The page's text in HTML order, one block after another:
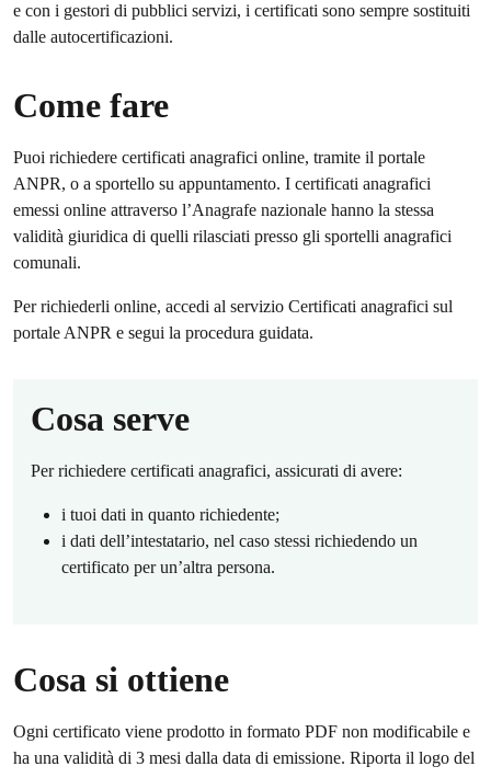
e con i gestori di pubblici servizi, i certificati sono sempre sostituiti
dalle autocertificazioni.
Come fare
Puoi richiedere certificati anagrafici online, tramite il portale
ANPR, o a sportello su appuntamento. I certificati anagrafici
emessi online attraverso l’Anagrafe nazionale hanno la stessa
validità giuridica di quelli rilasciati presso gli sportelli anagrafici
comunali.
Per richiederli online, accedi al servizio Certificati anagrafici sul
portale ANPR e segui la procedura guidata.
Cosa serve
Per richiedere certificati anagrafici, assicurati di avere:
i tuoi dati in quanto richiedente;
i dati dell’intestatario, nel caso stessi richiedendo un
certificato per un’altra persona.
Cosa si ottiene
Ogni certificato viene prodotto in formato PDF non modificabile e
ha una validità di 3 mesi dalla data di emissione. Riporta il logo del